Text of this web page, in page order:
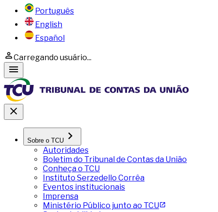
Português
English
Español
Carregando usuário...
Sobre o TCU
Autoridades
Boletim do Tribunal de Contas da União
Conheça o TCU
Instituto Serzedello Corrêa
Eventos institucionais
Imprensa
Ministério Público junto ao TCU